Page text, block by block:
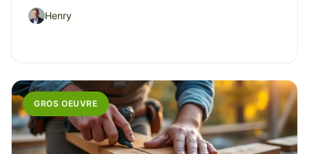
Henry
GROS OEUVRE